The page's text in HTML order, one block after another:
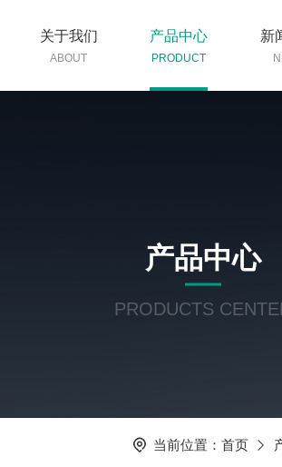
关于我们
ABOUT
产品中心
PRODUCT
新
产品中心
PRODUCTS
当前位置： 首页